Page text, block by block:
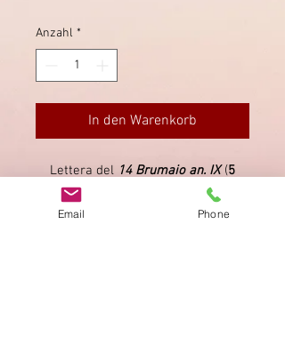
Anzahl *
In den Warenkorb
Lettera del 14 Brumaio an. IX(5
Novembre 1800
) firmata dal
Generale Giuseppe Lechi. Vollmeier
Email Phone